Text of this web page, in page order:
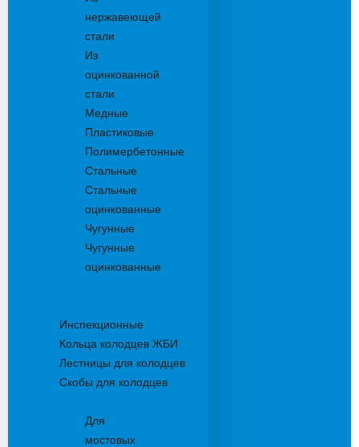
нержавеющей
стали
Из
оцинкованной
стали
Медные
Пластиковые
Полимербетонные
Стальные
Стальные
оцинкованные
Чугунные
Чугунные
оцинкованные
Инспекционные
Кольца колодцев ЖБИ
Лестницы для колодцев
Скобы для колодцев
Для
мостовых